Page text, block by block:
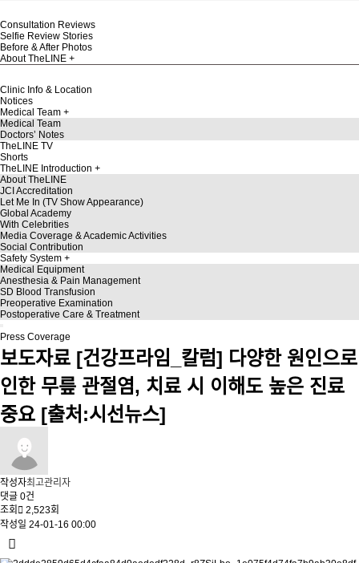
Consultation Reviews
Selfie Review Stories
Before & After Photos
About TheLINE
Clinic Info & Location
Notices
Medical Team
Medical Team
Doctors’ Notes
TheLINE TV
Shorts
TheLINE Introduction
About TheLINE
JCI Accreditation
Let Me In (TV Show Appearance)
Global Academy
With Celebrities
Media Coverage & Academic Activities
Social Contribution
Safety System
Medical Equipment
Anesthesia & Pain Management
SD Blood Transfusion
Preoperative Examination
Postoperative Care & Treatment
Press Coverage
보도자료 [건강프라임_칼럼] 다양한 원인으로
인한 무릎 관절염, 치료 시 이해도 높은 진료
중요 [출처:시선뉴스]
작성자최고관리자
댓글 0건
조회
2,523회
작성일 24-01-16 00:00